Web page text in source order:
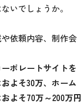
いでしょうか。
依頼内容、制作会
ポレートサイトを
よそ30万、ホーム
よそ70万～200万円